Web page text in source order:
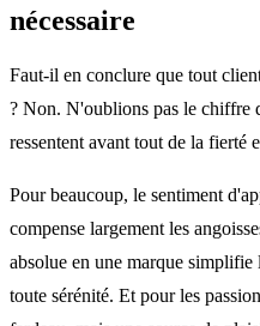
nécessaire
Faut-il en conclure que tout
? Non. N'oublions pas le chiffre
ressentent avant tout de la fierté
Pour beaucoup, le sentiment
compense largement les
absolue en une marque
toute sérénité. Et pour les